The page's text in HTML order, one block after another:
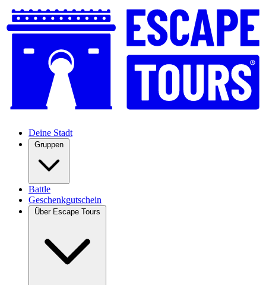
Deine Stadt
Gruppen
Battle
Geschenkgutschein
Über Escape Tours